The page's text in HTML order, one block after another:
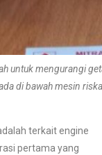
untuk mengurangi
di bawah mesin
terkait engine
pertama yang